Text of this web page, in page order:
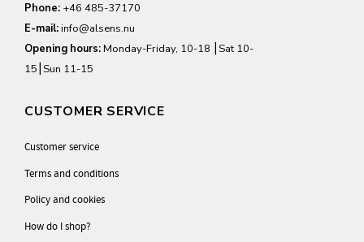
Phone: +46 485-37170
E-mail:info@alsens.nu
Opening hours:Monday-Friday, 10-18 ⎮Sat 10-
15⎮Sun 11-15
CUSTOMER SERVICE
Customer service
Terms and conditions
Policy and cookies
How do I shop?